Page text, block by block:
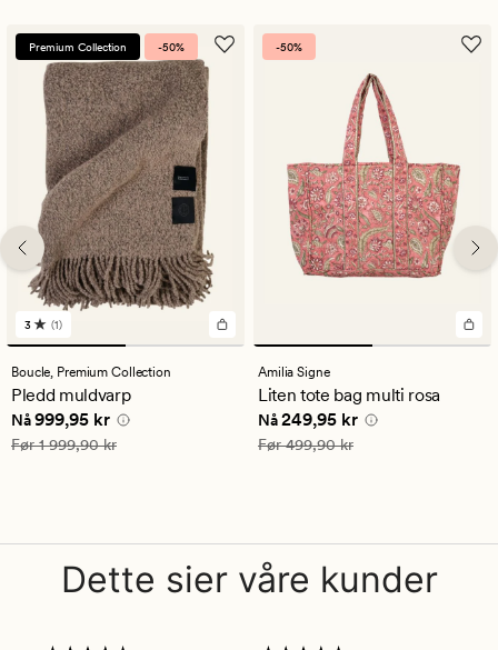
Premium Collection -50%
1
anmeldelser
med
en
gjennomsnittlig
vurdering
på
3
3 (1)
Boucle, Premium Collection
Pledd muldvarp
Nåværende pris
Nå999,95 kr
Vanlig pris 1 999,90 kr
Før1 999,90 kr
-50%
Amilia Signe
Liten tote bag multi rosa
Nåværende pris
Nå249,95 kr
Vanlig pris 499,90 kr
Før499,90 kr
Dette sier våre kunder